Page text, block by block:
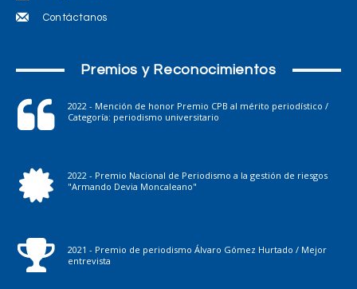
Contáctanos
Premios y Reconocimientos
2022 - Mención de honor Premio CPB al mérito periodístico /
Categoría: periodismo universitario
2022 - Premio Nacional de Periodismo a la gestión de riesgos
"Armando Devia Moncaleano"
2021 - Premio de periodismo Álvaro Gómez Hurtado / Mejor
entrevista